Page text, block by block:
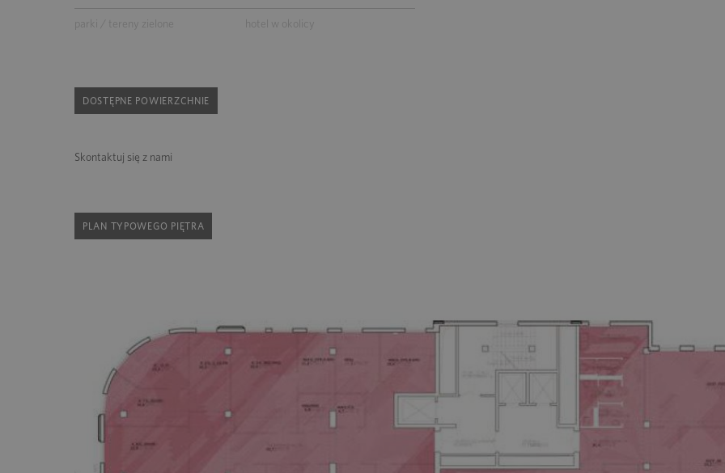
parki / tereny zielone hotel w okolicy
DOSTĘPNE POWIERZCHNIE
Skontaktuj się z nami
PLAN TYPOWEGO PIĘTRA